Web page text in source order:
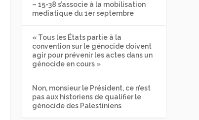
– 15-38 s’associe à la mobilisation
mediatique du 1er septembre
« Tous les États partie à la
convention sur le génocide doivent
agir pour prévenir les actes dans un
génocide en cours »
Non, monsieur le Président, ce n’est
pas aux historiens de qualifier le
génocide des Palestiniens